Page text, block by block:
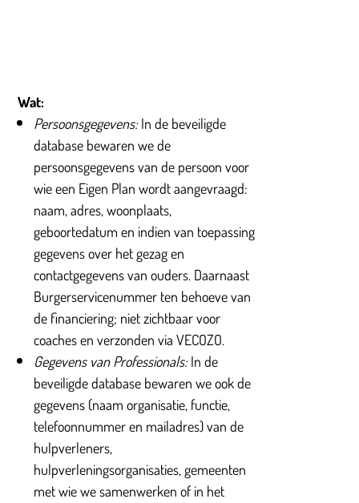
Wat:
Persoonsgegevens:In de beveiligde
database bewaren we de
persoonsgegevens van de persoon voor
wie een Eigen Plan wordt aangevraagd:
naam, adres, woonplaats,
geboortedatum en indien van toepassing
gegevens over het gezag en
contactgegevens van ouders. Daarnaast
Burgerservicenummer ten behoeve van
de financiering; niet zichtbaar voor
coaches en verzonden via VECOZO.
Gegevens van Professionals:In de
beveiligde database bewaren we ook de
gegevens (naam organisatie, functie,
telefoonnummer en mailadres) van de
hulpverleners,
hulpverleningsorganisaties, gemeenten
met wie we samenwerken of in het